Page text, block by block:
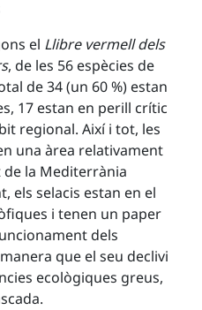
el Llibre vermell dels
, de les 56 espècies de
de 34 (un 60 %) estan
17 estan en perill crític
regional. Així i tot, les
una àrea relativament
de la Mediterrània
els selacis estan en el
i tenen un paper
dels
que el seu declivi
ecològiques greus,